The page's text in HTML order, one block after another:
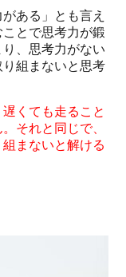
ある」とも言え
とで思考力が鍛
、思考力がない
組まないと思考
くても走ること
それと同じで、
まないと解ける